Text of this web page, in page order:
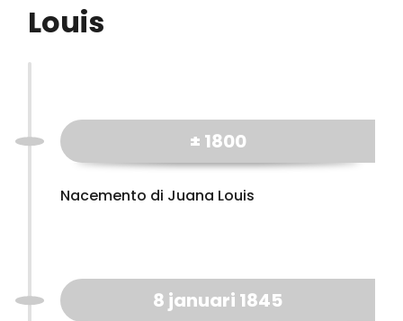
Louis
± 1800
Nacemento di Juana Louis
8 januari 1845